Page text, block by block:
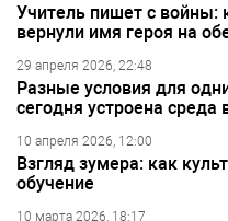
Учитель пишет с войны:
вернули имя героя на
29 апреля 2026, 22:48
Разные условия для
сегодня устроена среда
10 апреля 2026, 12:00
Взгляд зумера: как
обучение
10 марта 2026, 18:17